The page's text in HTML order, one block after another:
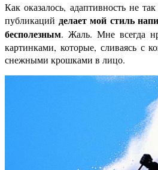
Как оказалось, адаптивность не
публикаций делает мой стиль
бесполезным. Жаль. Мне всегда
картинками, которые, сливаясь с
снежными крошками в лицо.